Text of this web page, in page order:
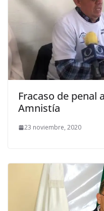
Fracaso de penal
Amnistía
23 noviembre, 2020